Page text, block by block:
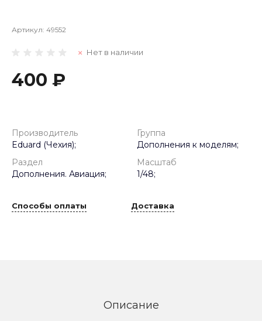
Артикул: 49552
Нет в наличии
400 ₽
Производитель
Eduard (Чехия);
Группа
Дополнения к моделям;
Раздел
Дополнения. Авиация;
Масштаб
1/48;
Способы оплаты Доставка
Описание